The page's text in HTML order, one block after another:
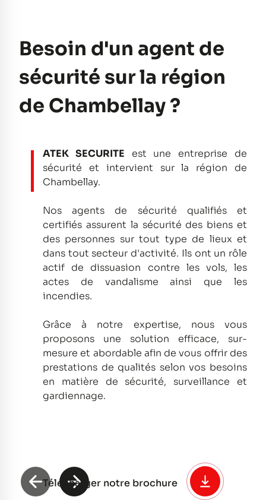
Besoin d'un agent de
sécurité sur la région
de Chambellay ?
ATEK SECURITE est une entreprise de
sécurité et intervient sur la région de
Chambellay.
Nos agents de sécurité qualifiés et
certifiés assurent la sécurité des biens et
des personnes sur tout type de lieux et
dans tout secteur d'activité. Ils ont un rôle
actif de dissuasion contre les vols, les
actes de vandalisme ainsi que les
incendies.
Grâce à notre expertise, nous vous
proposons une solution efficace, sur-
mesure et abordable afin de vous offrir des
prestations de qualités selon vos besoins
en matière de sécurité, surveillance et
gardiennage.
Télécharger notre brochure